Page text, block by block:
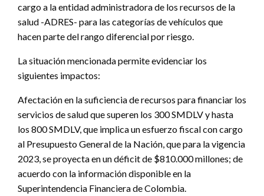
cargo a la entidad administradora de los recursos de la
salud -ADRES- para las categorías de vehículos que
hacen parte del rango diferencial por riesgo.
La situación mencionada permite evidenciar los
siguientes impactos:
Afectación en la suficiencia de recursos para financiar los
servicios de salud que superen los 300 SMDLV y hasta
los 800 SMDLV, que implica un esfuerzo fiscal con cargo
al Presupuesto General de la Nación, que para la vigencia
2023, se proyecta en un déficit de $810.000 millones; de
acuerdo con la información disponible en la
Superintendencia Financiera de Colombia.